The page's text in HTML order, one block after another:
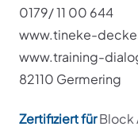
0179/ 11 00 644
www.tineke-
www.training-
82110 Germering
Zertifiziert fürBlock